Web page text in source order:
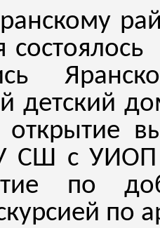
детский
открытие
СШ с
по
по